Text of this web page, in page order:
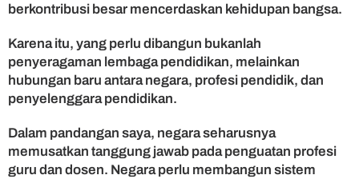
berkontribusi besar mencerdaskan kehidupan bangsa.
Karena itu, yang perlu dibangun bukanlah
penyeragaman lembaga pendidikan, melainkan
hubungan baru antara negara, profesi pendidik, dan
penyelenggara pendidikan.
Dalam pandangan saya, negara seharusnya
memusatkan tanggung jawab pada penguatan profesi
guru dan dosen. Negara perlu membangun sistem